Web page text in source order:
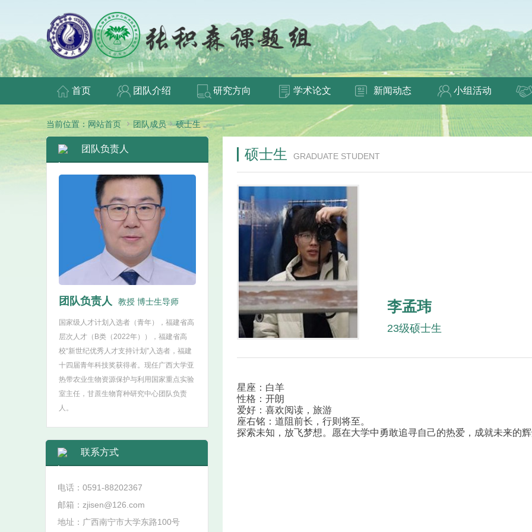
首页 团队介绍 研究方向 学术论文 新闻动态 小组活动
当前位置： 网站首页  团队成员硕士生
团队负责人
团队负责人 教授 博士生导师
国家级人才计划入选者（青年），福建省高
层次人才（B类（2022年）），福建省高
校“新世纪优秀人才支持计划”入选者，福建
十四届青年科技奖获得者。现任广西大学亚
热带农业生物资源保护与利用国家重点实验
室主任，甘蔗生物育种研究中心团队负责
人。
联系方式
电话：0591-88202367
邮箱：zjisen@126.com
地址：广西南宁市大学东路100号
硕士生 GRADUATE STUDENT
李孟玮
23级硕士生
星座：白羊
性格：开朗
爱好：喜欢阅读，旅游
座右铭：道阻前长，行则将至。
探索未知，放飞梦想。愿在大学中勇敢追寻自己的热爱，成就未来的